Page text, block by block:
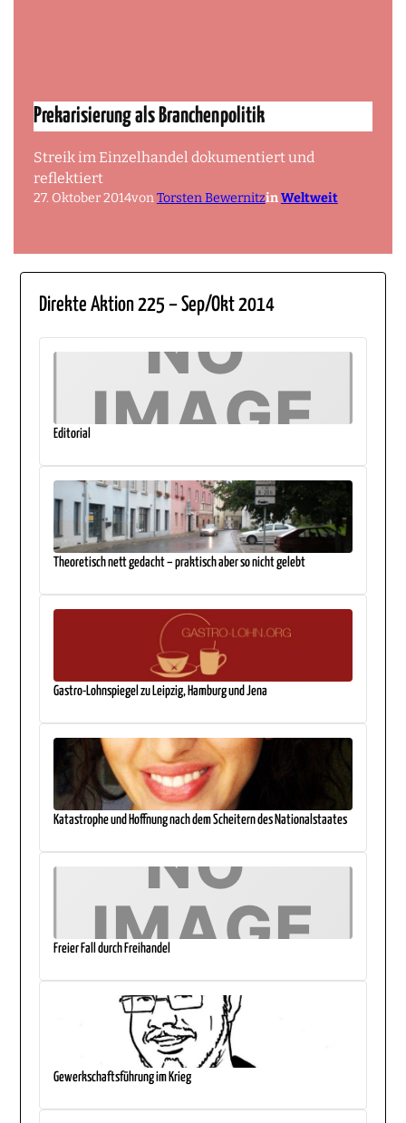
Prekarisierung als Branchenpolitik
Streik im Einzelhandel dokumentiert und
reflektiert
27. Oktober 2014vonTorsten BewernitzinWeltweit
Direkte Aktion 225 – Sep/Okt 2014
Editorial
Theoretisch nett gedacht – praktisch aber so nicht gelebt
Gastro-Lohnspiegel zu Leipzig, Hamburg und Jena
Katastrophe und Hoffnung nach dem Scheitern des Nationalstaates
Freier Fall durch Freihandel
Gewerkschaftsführung im Krieg